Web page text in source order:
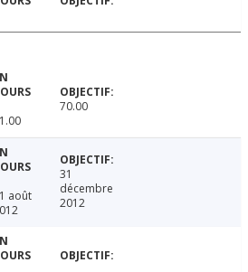
70.00
août
31
décembre
2012